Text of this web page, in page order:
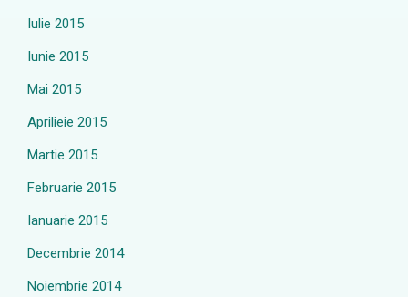
Iulie 2015
Iunie 2015
Mai 2015
Aprilieie 2015
Martie 2015
Februarie 2015
Ianuarie 2015
Decembrie 2014
Noiembrie 2014